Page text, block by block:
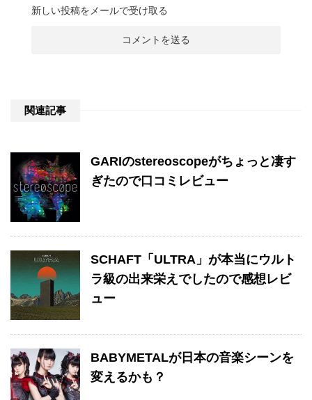
新しい投稿をメールで受け取る
関連記事
GARIのstereoscopeがちょっと凄す
ぎたので口コミレビュー
SCHAFT「ULTRA」が本当にウルト
ラ級の出来栄えでしたので感想レビ
ュー
BABYMETALが日本の音楽シーンを
変えるかも？